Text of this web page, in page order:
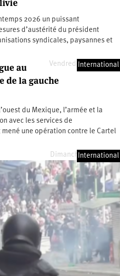
2026 un puissant
d’austérité du président
syndicales, paysannes et
Vendredi 26 juin 2026
International
au
de la gauche
du Mexique, l’armée et la
avec les services de
une opération contre le Cartel
Dimanche 7 juin 2026
International